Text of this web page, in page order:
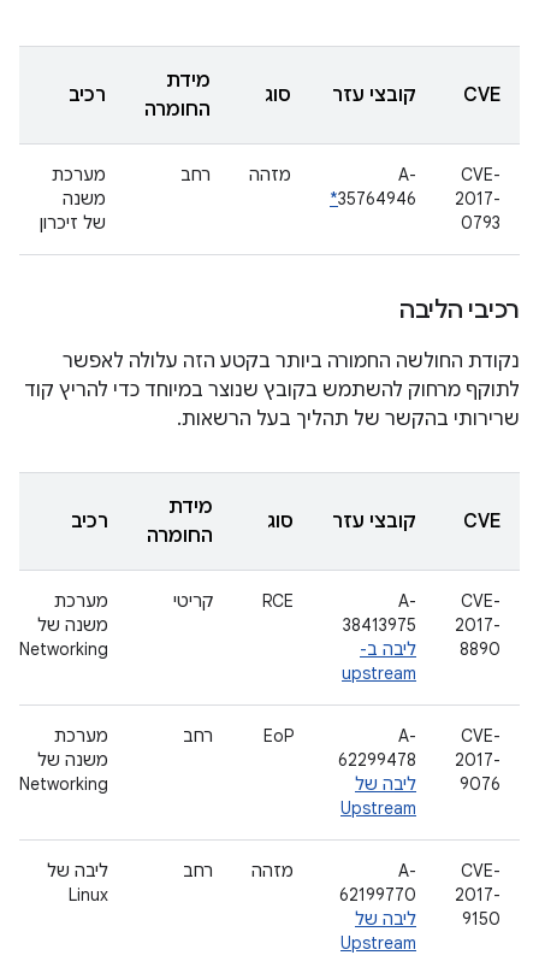
CVE קובצי עזר סוג
מידת
החומרה
רכיב
CVE-
2017-
0793
A-
35764946
*
מזהה רחב
מערכת
משנה
של זיכרון
רכיבי הליבה
נקודת החולשה החמורה ביותר בקטע הזה עלולה לאפשר
לתוקף מרחוק להשתמש בקובץ שנוצר במיוחד כדי להריץ קוד
שרירותי בהקשר של תהליך בעל הרשאות.
CVE קובצי עזר סוג
מידת
החומרה
רכיב
CVE-
2017-
8890
A-
38413975
ליבה ב-
upstream
RCE קריטי
מערכת
משנה של
Networking
CVE-
2017-
9076
A-
62299478
ליבה של
Upstream
EoP רחב
מערכת
משנה של
Networking
CVE-
2017-
9150
A-
62199770
ליבה של
Upstream
מזהה רחב
ליבה של
Linux